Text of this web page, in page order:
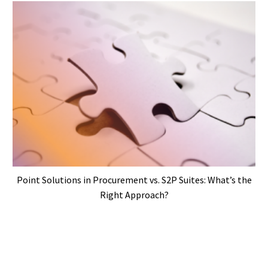
Point Solutions in Procurement vs. S2P Suites: What’s the
Right Approach?